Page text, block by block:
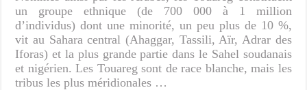
un groupe ethnique (de 700 000 à 1 million
d’individus) dont une minorité, un peu plus de 10 %,
vit au Sahara central (Ahaggar, Tassili, Aïr, Adrar des
Iforas) et la plus grande partie dans le Sahel soudanais
et nigérien. Les Touareg sont de race blanche, mais les
tribus les plus méridionales …